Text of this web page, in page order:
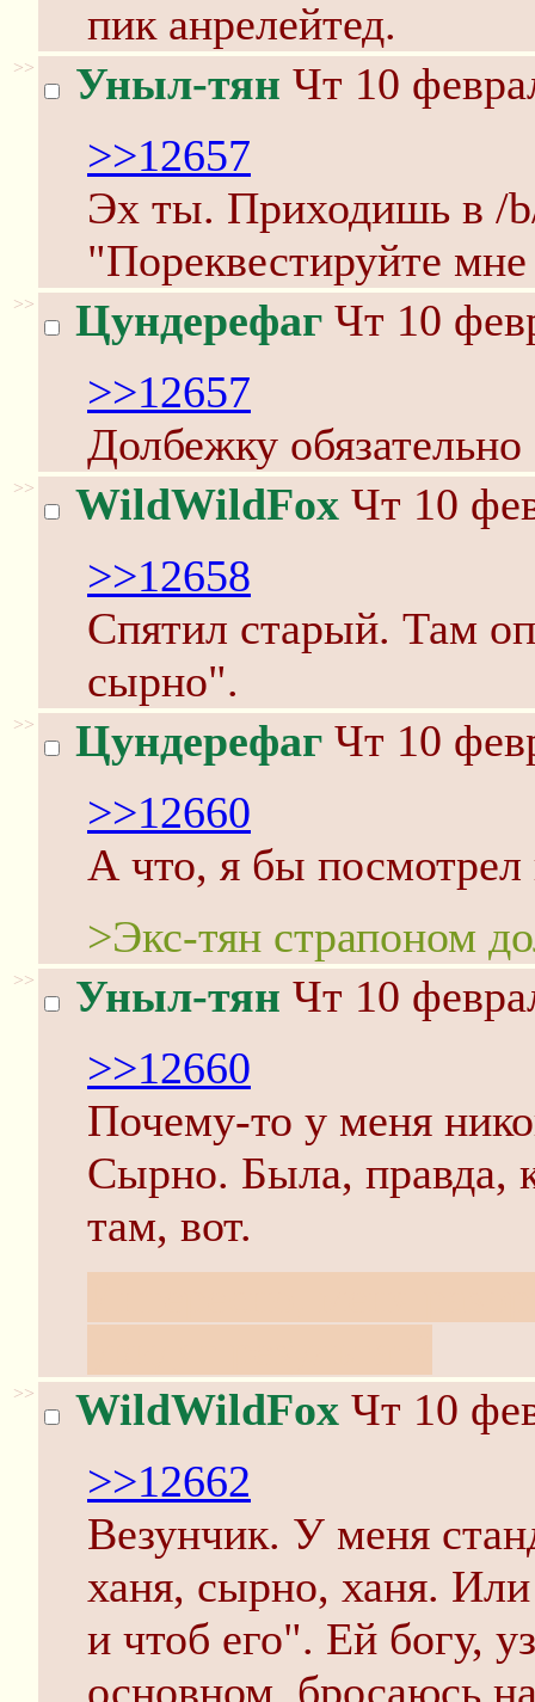
пик анрелейтед.
>> Уныл-тян Чт 10
>>12657
Эх ты. Приходишь в /
"Пореквестируйте
>> Цундерефаг Чт 10
>>12657
Долбежку обязательно
>> WildWildFox Чт 10
>>12658
Спятил старый. Там
сырно".
>> Цундерефаг Чт 10
>>12660
А что, я бы посмотрел
>Экс-тян страпоном
>> Уныл-тян Чт 10
>>12660
Почему-то у меня
Сырно. Была, правда,
там, вот.
>> WildWildFox Чт 10
>>12662
Везунчик. У меня
ханя, сырно, ханя.
и чтоб его". Ей богу,
основном, бросаюсь